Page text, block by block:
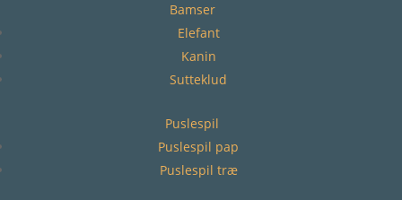
Bamser
Elefant
Kanin
Sutteklud
Puslespil
Puslespil pap
Puslespil træ